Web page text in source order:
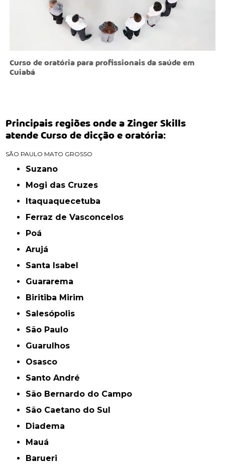
Curso de oratória para profissionais da saúde em
Cuiabá
Principais regiões onde a Zinger Skills
atende Curso de dicção e oratória:
SÃO PAULO MATO GROSSO
Suzano
Mogi das Cruzes
Itaquaquecetuba
Ferraz de Vasconcelos
Poá
Arujá
Santa Isabel
Guararema
Biritiba Mirim
Salesópolis
São Paulo
Guarulhos
Osasco
Santo André
São Bernardo do Campo
São Caetano do Sul
Diadema
Mauá
Barueri